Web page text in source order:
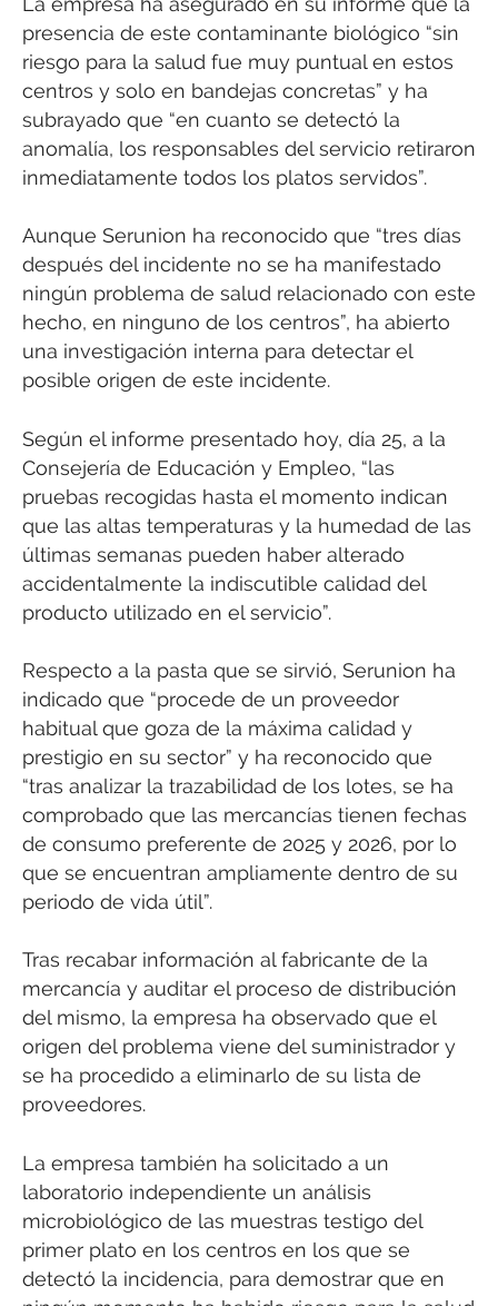
presencia de este contaminante biológico “sin
riesgo para la salud fue muy puntual en estos
centros y solo en bandejas concretas” y ha
subrayado que “en cuanto se detectó la
anomalía, los responsables del servicio retiraron
inmediatamente todos los platos servidos”.
Aunque Serunion ha reconocido que “tres días
después del incidente no se ha manifestado
ningún problema de salud relacionado con este
hecho, en ninguno de los centros”, ha abierto
una investigación interna para detectar el
posible origen de este incidente.
Según el informe presentado hoy, día 25, a la
Consejería de Educación y Empleo, “las
pruebas recogidas hasta el momento indican
que las altas temperaturas y la humedad de las
últimas semanas pueden haber alterado
accidentalmente la indiscutible calidad del
producto utilizado en el servicio”.
Respecto a la pasta que se sirvió, Serunion ha
indicado que “procede de un proveedor
habitual que goza de la máxima calidad y
prestigio en su sector” y ha reconocido que
“tras analizar la trazabilidad de los lotes, se ha
comprobado que las mercancías tienen fechas
de consumo preferente de 2025 y 2026, por lo
que se encuentran ampliamente dentro de su
periodo de vida útil”.
Tras recabar información al fabricante de la
mercancía y auditar el proceso de distribución
del mismo, la empresa ha observado que el
origen del problema viene del suministrador y
se ha procedido a eliminarlo de su lista de
proveedores.
La empresa también ha solicitado a un
laboratorio independiente un análisis
microbiológico de las muestras testigo del
primer plato en los centros en los que se
detectó la incidencia, para demostrar que en